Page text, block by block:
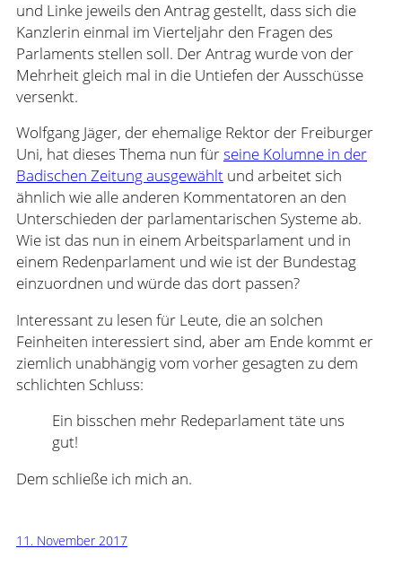
und Linke jeweils den Antrag gestellt, dass sich die
Kanzlerin einmal im Vierteljahr den Fragen des
Parlaments stellen soll. Der Antrag wurde von der
Mehrheit gleich mal in die Untiefen der Ausschüsse
versenkt.
Wolfgang Jäger, der ehemalige Rektor der Freiburger
Uni, hat dieses Thema nun fürseine Kolumne in der
Badischen Zeitung ausgewählt und arbeitet sich
ähnlich wie alle anderen Kommentatoren an den
Unterschieden der parlamentarischen Systeme ab.
Wie ist das nun in einem Arbeitsparlament und in
einem Redenparlament und wie ist der Bundestag
einzuordnen und würde das dort passen?
Interessant zu lesen für Leute, die an solchen
Feinheiten interessiert sind, aber am Ende kommt er
ziemlich unabhängig vom vorher gesagten zu dem
schlichten Schluss:
Ein bisschen mehr Redeparlament täte uns
gut!
Dem schließe ich mich an.
11. November 2017